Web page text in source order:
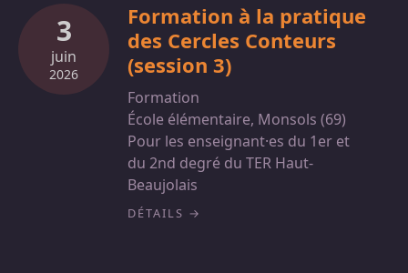
3
juin
2026
Formation à la pratique
des Cercles Conteurs
(session 3)
Formation
École élémentaire, Monsols (69)
Pour les enseignant·es du 1er et
du 2nd degré du TER Haut-
Beaujolais
DÉTAILS